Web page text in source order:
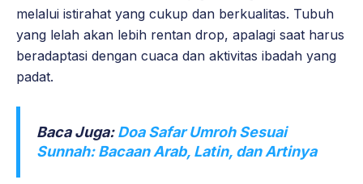
melalui istirahat yang cukup dan berkualitas. Tubuh
yang lelah akan lebih rentan drop, apalagi saat harus
beradaptasi dengan cuaca dan aktivitas ibadah yang
padat.
Baca Juga:Doa Safar Umroh Sesuai
Sunnah: Bacaan Arab, Latin, dan Artinya